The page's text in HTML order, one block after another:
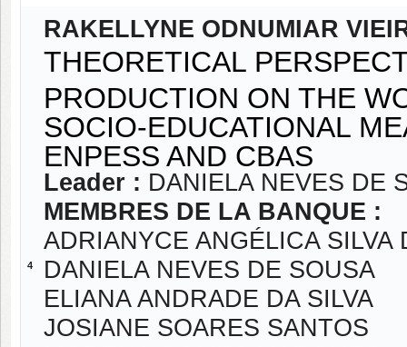
4
RAKELLYNE ODNUMIAR
THEORETICAL
PRODUCTION ON THE
SOCIO-EDUCATIONAL
ENPESS AND CBAS
Leader : DANIELA NEVES DE
MEMBRES DE LA BANQUE :
ADRIANYCE ANGÉLICA SILVA
DANIELA NEVES DE SOUSA
ELIANA ANDRADE DA SILVA
JOSIANE SOARES SANTOS